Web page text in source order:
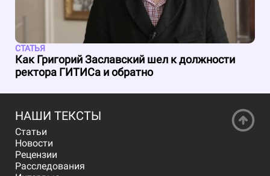
СТАТЬЯ
Как Григорий Заславский шел к должности
ректора ГИТИСа и обратно
НАШИ ТЕКСТЫ
Статьи
Новости
Рецензии
Расследования